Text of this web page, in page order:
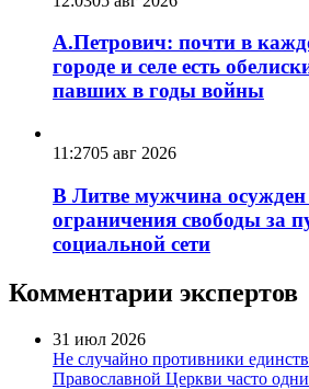
А.Петрович: почти в
городе и селе есть
павших в годы войны
11:2705 авг 2026
В Литве мужчина осужден
ограничения свободы за
социальной сети
Комментарии экспертов
31 июл 2026
Не случайно противники
Православной Церкви часто